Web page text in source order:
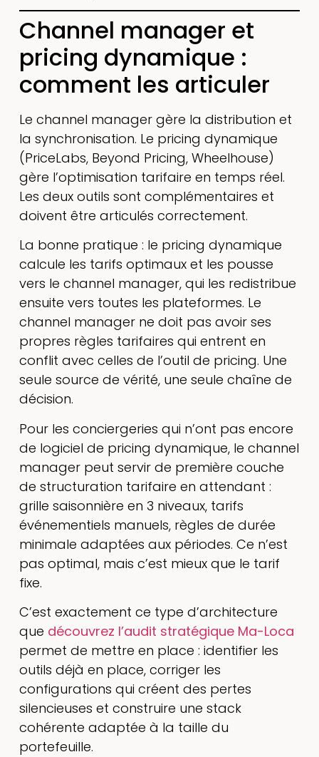
Channel manager et
pricing dynamique :
comment les articuler
Le channel manager gère la distribution et
la synchronisation. Le pricing dynamique
(PriceLabs, Beyond Pricing, Wheelhouse)
gère l’optimisation tarifaire en temps réel.
Les deux outils sont complémentaires et
doivent être articulés correctement.
La bonne pratique : le pricing dynamique
calcule les tarifs optimaux et les pousse
vers le channel manager, qui les redistribue
ensuite vers toutes les plateformes. Le
channel manager ne doit pas avoir ses
propres règles tarifaires qui entrent en
conflit avec celles de l’outil de pricing. Une
seule source de vérité, une seule chaîne de
décision.
Pour les conciergeries qui n’ont pas encore
de logiciel de pricing dynamique, le channel
manager peut servir de première couche
de structuration tarifaire en attendant :
grille saisonnière en 3 niveaux, tarifs
événementiels manuels, règles de durée
minimale adaptées aux périodes. Ce n’est
pas optimal, mais c’est mieux que le tarif
fixe.
C’est exactement ce type d’architecture
que découvrez l’audit stratégique Ma-Loca
permet de mettre en place : identifier les
outils déjà en place, corriger les
configurations qui créent des pertes
silencieuses et construire une stack
cohérente adaptée à la taille du
portefeuille.